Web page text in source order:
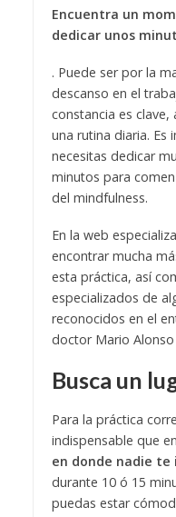
Encuentra un
dedicar unos
. Puede ser por la
descanso en el
constancia es
una rutina diaria. Es
necesitas dedicar
minutos para
del mindfulness.
En la web
encontrar mucha
esta práctica, así
especializados de
reconocidos en el
doctor Mario Alonso
Busca un
Para la práctica
indispensable que
en donde nadie
durante 10 ó 15
puedas estar